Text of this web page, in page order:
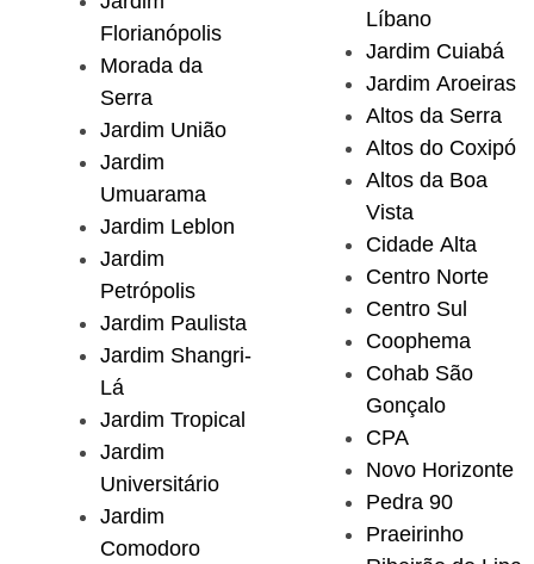
Florianópolis
Morada da
Serra
Jardim União
Jardim
Umuarama
Jardim Leblon
Jardim
Petrópolis
Jardim Paulista
Jardim Shangri-
Lá
Jardim Tropical
Jardim
Universitário
Jardim
Comodoro
Líbano
Jardim Cuiabá
Jardim Aroeiras
Altos da Serra
Altos do Coxipó
Altos da Boa
Vista
Cidade Alta
Centro Norte
Centro Sul
Coophema
Cohab São
Gonçalo
CPA
Novo Horizonte
Pedra 90
Praeirinho